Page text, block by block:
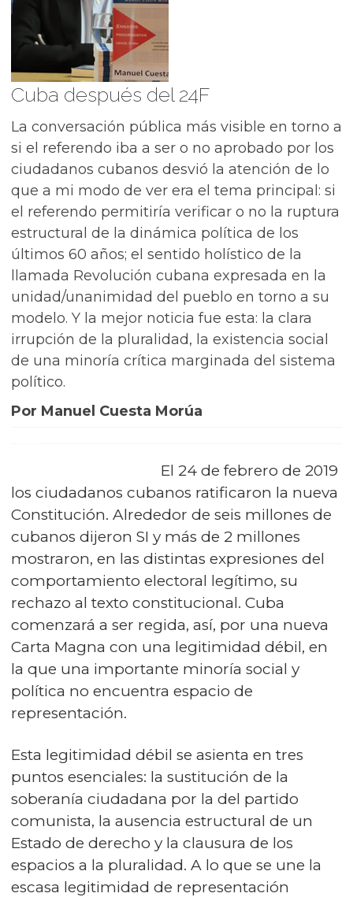
Cuba después del 24F
La conversación pública más visible en torno a
si el referendo iba a ser o no aprobado por los
ciudadanos cubanos desvió la atención de lo
que a mi modo de ver era el tema principal: si
el referendo permitiría verificar o no la ruptura
estructural de la dinámica política de los
últimos 60 años; el sentido holístico de la
llamada Revolución cubana expresada en la
unidad/unanimidad del pueblo en torno a su
modelo. Y la mejor noticia fue esta: la clara
irrupción de la pluralidad, la existencia social
de una minoría crítica marginada del sistema
político.
Por Manuel Cuesta Morúa
El 24 de febrero de 2019
los ciudadanos cubanos ratificaron la nueva
Constitución. Alrededor de seis millones de
cubanos dijeron SI y más de 2 millones
mostraron, en las distintas expresiones del
comportamiento electoral legítimo, su
rechazo al texto constitucional. Cuba
comenzará a ser regida, así, por una nueva
Carta Magna con una legitimidad débil, en
la que una importante minoría social y
política no encuentra espacio de
representación.
Esta legitimidad débil se asienta en tres
puntos esenciales: la sustitución de la
soberanía ciudadana por la del partido
comunista, la ausencia estructural de un
Estado de derecho y la clausura de los
espacios a la pluralidad. A lo que se une la
escasa legitimidad de representación